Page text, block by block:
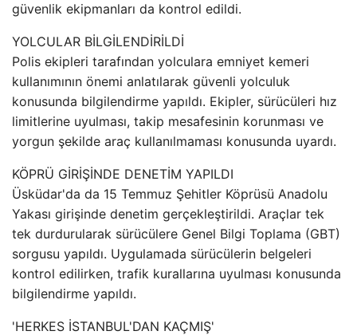
güvenlik ekipmanları da kontrol edildi.
YOLCULAR BİLGİLENDİRİLDİ
Polis ekipleri tarafından yolculara emniyet kemeri
kullanımının önemi anlatılarak güvenli yolculuk
konusunda bilgilendirme yapıldı. Ekipler, sürücüleri hız
limitlerine uyulması, takip mesafesinin korunması ve
yorgun şekilde araç kullanılmaması konusunda uyardı.
KÖPRÜ GİRİŞİNDE DENETİM YAPILDI
Üsküdar'da da 15 Temmuz Şehitler Köprüsü Anadolu
Yakası girişinde denetim gerçekleştirildi. Araçlar tek
tek durdurularak sürücülere Genel Bilgi Toplama (GBT)
sorgusu yapıldı. Uygulamada sürücülerin belgeleri
kontrol edilirken, trafik kurallarına uyulması konusunda
bilgilendirme yapıldı.
'HERKES İSTANBUL'DAN KAÇMIŞ'